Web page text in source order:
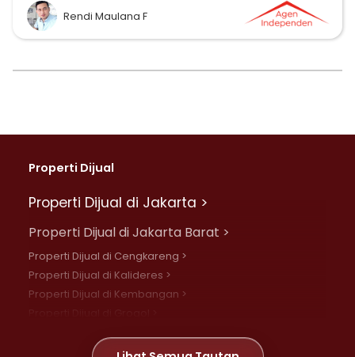
Rendi Maulana F
Properti Dijual
Properti Dijual di Jakarta >
Properti Dijual di Jakarta Barat >
Properti Dijual di Cengkareng >
Properti Dijual di Kalideres >
Properti Dijual di Kembangan >
Properti Dijual di Meruya >